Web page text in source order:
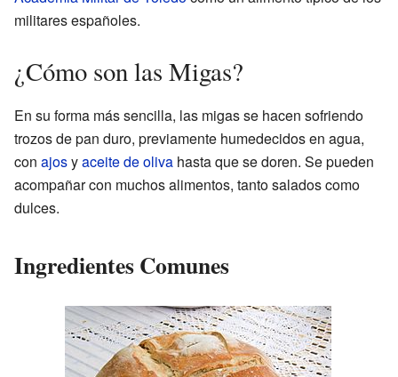
militares españoles.
¿Cómo son las Migas?
En su forma más sencilla, las migas se hacen sofriendo
trozos de pan duro, previamente humedecidos en agua,
con ajosyaceite de oliva hasta que se doren. Se pueden
acompañar con muchos alimentos, tanto salados como
dulces.
Ingredientes Comunes